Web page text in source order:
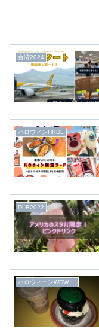
台湾2024
ハロウィンHKDL
DLR2022
ハロウィーンWDW2019